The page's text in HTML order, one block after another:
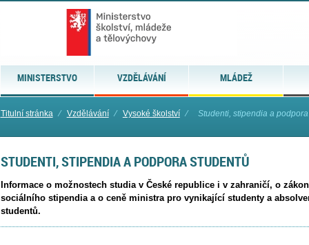
MINISTERSTVO VZDĚLÁVÁNÍ MLÁDEŽ
Titulní stránka ⁄ Vzdělávání ⁄ Vysoké školství ⁄ Studenti, stipendia a
STUDENTI, STIPENDIA A PODPORA STUDENTŮ
Informace o možnostech studia v České republice i v zahraničí, o
sociálního stipendia a o ceně ministra pro vynikající studenty a
studentů.